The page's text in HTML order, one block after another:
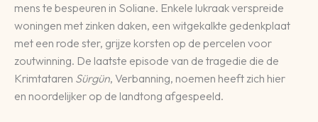
mens te bespeuren in Soliane. Enkele lukraak verspreide
woningen met zinken daken, een witgekalkte gedenkplaat
met een rode ster, grijze korsten op de percelen voor
zoutwinning. De laatste episode van de tragedie die de
Krimtataren Sürgün, Verbanning, noemen heeft zich hier
en noordelijker op de landtong afgespeeld.